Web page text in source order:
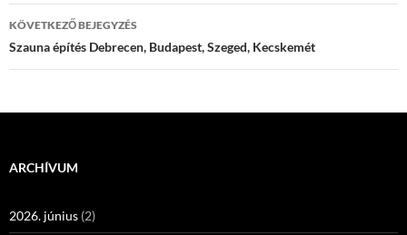
KÖVETKEZŐ BEJEGYZÉS
Szauna építés Debrecen, Budapest, Szeged, Kecskemét
ARCHÍVUM
2026. június (2)